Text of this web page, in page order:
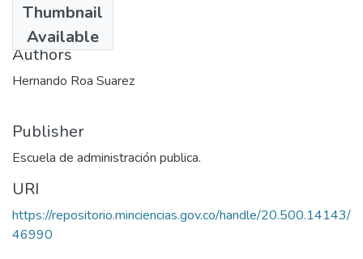
Thumbnail
Available
1988
Authors
Hernando Roa Suarez
Publisher
Escuela de administración publica.
URI
https://repositorio.minciencias.gov.co/handle/20.500.14143/
46990